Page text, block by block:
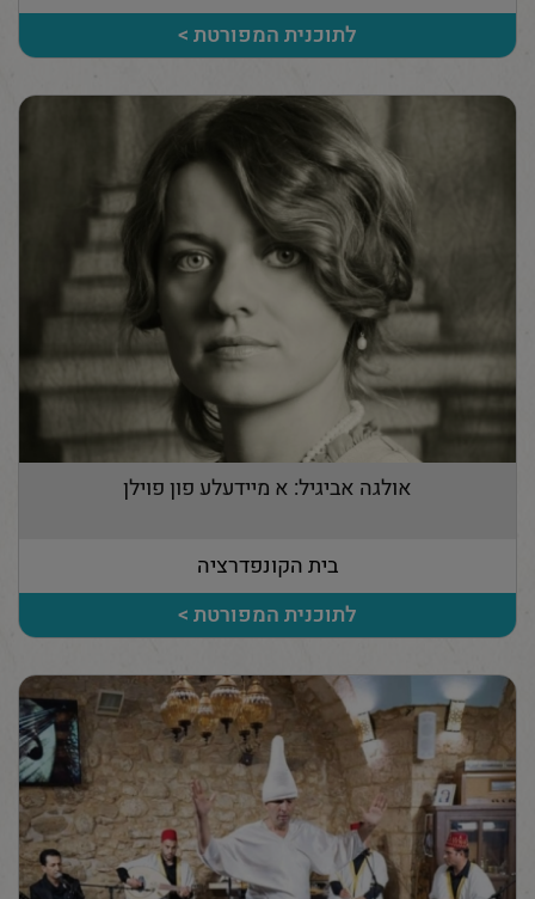
לתוכנית המפורטת >
אולגה אביגיל: א מיידעלע פון פוילן
בית הקונפדרציה
לתוכנית המפורטת >